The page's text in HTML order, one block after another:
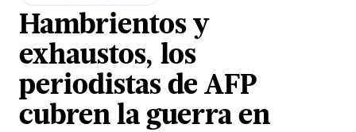
Hambrientos y
exhaustos, los
periodistas de AFP
cubren la guerra en